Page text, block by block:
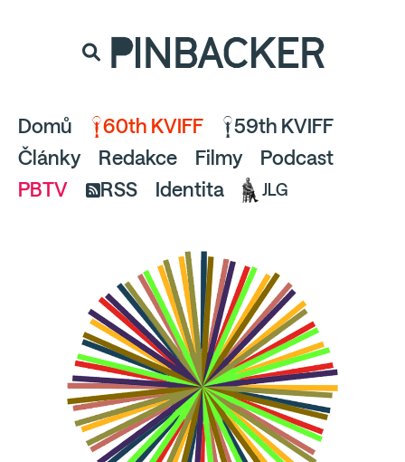
a pusťte se do čtení.
PINBACKER
Domů 60th KVIFF
59th KVIFF
Články
Redakce Filmy
Podcast
PBTV
RSS Identita JLG